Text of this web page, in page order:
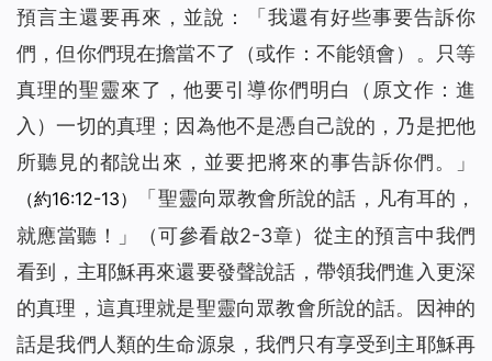
預言主還要再來，並說：「 我還有好些事要告訴你
們，但你們現在擔當不了（或作：不能領會）。只等
真理的聖靈來了，他要引導你們明白
（原文作：進
入）一切的真理；因為他不是憑自己說的，乃是把他
所聽見的都說出來，並要把將來的事告訴你們。
」
（約16:12-13） 「 聖靈向眾教會所說的話，凡有耳的，
就應當聽！
」（可參看啟2-3章）從主的預言中我們
看到，主耶穌再來還要發聲說話，帶領我們進入更深
的真理，這真理就是聖靈向眾教會所說的話。因神的
話是我們人類的生命源泉，我們只有享受到主耶穌再